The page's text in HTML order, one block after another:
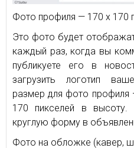
Фото профиля — 170 х 170
Это фото будет
каждый раз, когда вы
публикуете его в
загрузить логотип
размер для фото профиля
170 пикселей в
круглую форму в
Фото на обложке (кавер,